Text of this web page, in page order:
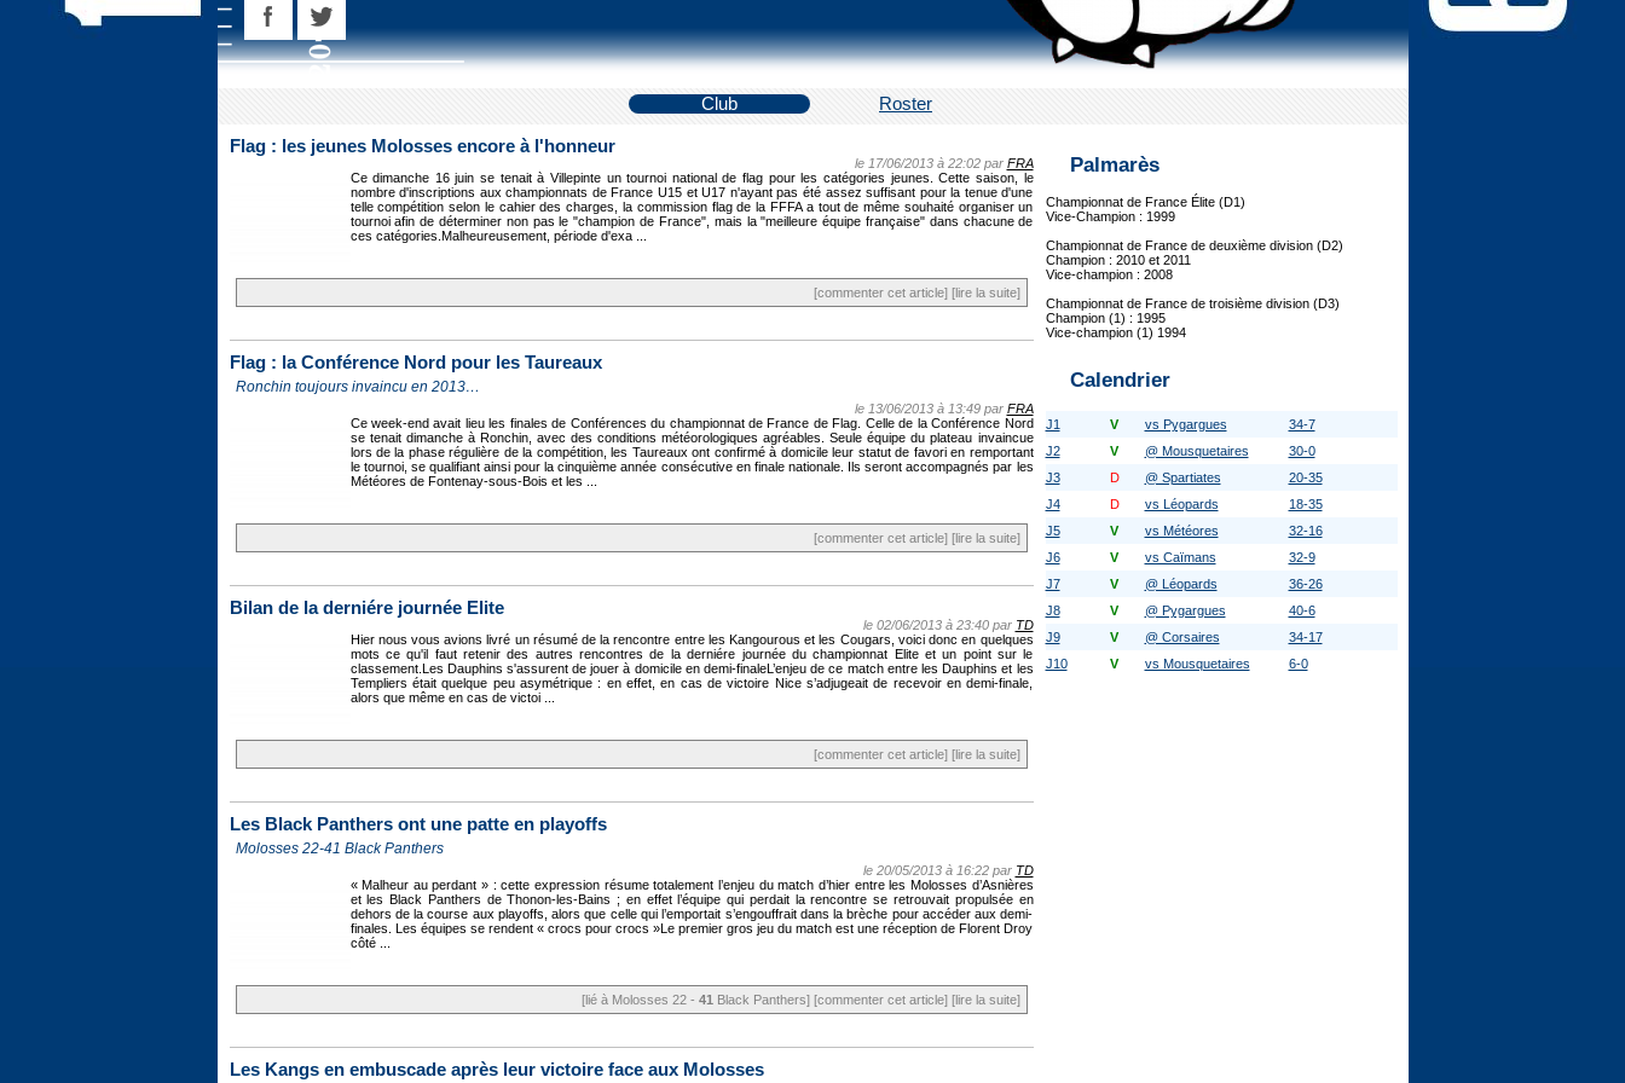
Club Roster
Palmarès
Championnat de France Élite (D1)
Vice-Champion : 1999
Championnat de France de deuxième division (D2)
Champion : 2010 et 2011
Vice-champion : 2008
Championnat de France de troisième division (D3)
Champion (1) : 1995
Vice-champion (1) 1994
Calendrier
J1 V vs Pygargues
34-7
J2
V @ Mousquetaires
30-0
J3
D @ Spartiates
20-35
J4
D vs Léopards
18-35
J5
V vs Météores
32-16
J6
V vs Caïmans
32-9
J7
V @ Léopards
36-26
J8
V @ Pygargues
40-6
J9
V @ Corsaires
34-17
J10
V vs Mousquetaires 6-0
Flag : les jeunes Molosses encore à l'honneur
le 17/06/2013 à 22:02 par FRA
Ce dimanche 16 juin se tenait à Villepinte un tournoi national de flag pour les catégories jeunes. Cette saison, le
nombre d'inscriptions aux championnats de France U15 et U17 n'ayant pas été assez suffisant pour la tenue d'une
telle compétition selon le cahier des charges, la commission flag de la FFFA a tout de même souhaité organiser un
tournoi afin de déterminer non pas le "champion de France", mais la "meilleure équipe française" dans chacune de
ces catégories.Malheureusement, période d'exa ...
[commenter cet article] [lire la suite]
Flag : la Conférence Nord pour les Taureaux
Ronchin toujours invaincu en 2013…
le 13/06/2013 à 13:49 par FRA
Ce week-end avait lieu les finales de Conférences du championnat de France de Flag. Celle de la Conférence Nord
se tenait dimanche à Ronchin, avec des conditions météorologiques agréables. Seule équipe du plateau invaincue
lors de la phase régulière de la compétition, les Taureaux ont confirmé à domicile leur statut de favori en remportant
le tournoi, se qualifiant ainsi pour la cinquième année consécutive en finale nationale. Ils seront accompagnés par les
Météores de Fontenay-sous-Bois et les ...
[commenter cet article] [lire la suite]
Bilan de la derniére journée Elite
le 02/06/2013 à 23:40 par TD
Hier nous vous avions livré un résumé de la rencontre entre les Kangourous et les Cougars, voici donc en quelques
mots ce qu'il faut retenir des autres rencontres de la derniére journée du championnat Elite et un point sur le
classement.Les Dauphins s'assurent de jouer à domicile en demi-finaleL’enjeu de ce match entre les Dauphins et les
Templiers était quelque peu asymétrique : en effet, en cas de victoire Nice s’adjugeait de recevoir en demi-finale,
alors que même en cas de victoi ...
[commenter cet article] [lire la suite]
Les Black Panthers ont une patte en playoffs
Molosses 22-41 Black Panthers
le 20/05/2013 à 16:22 par TD
« Malheur au perdant » : cette expression résume totalement l’enjeu du match d’hier entre les Molosses d’Asnières
et les Black Panthers de Thonon-les-Bains ; en effet l’équipe qui perdait la rencontre se retrouvait propulsée en
dehors de la course aux playoffs, alors que celle qui l’emportait s’engouffrait dans la brèche pour accéder aux demi-
finales. Les équipes se rendent « crocs pour crocs »Le premier gros jeu du match est une réception de Florent Droy
côté ...
[lié à Molosses 22 - 41 Black Panthers] [commenter cet article] [lire la suite]
Les Kangs en embuscade après leur victoire face aux Molosses